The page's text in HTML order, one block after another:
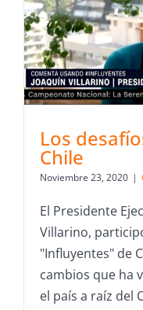
Los
Chile
Noviembre 23, 2020 |
El Presidente
Villarino,
"Influyentes" de
cambios que ha
el país a raíz del